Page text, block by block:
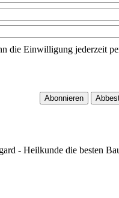
die Einwilligung jederzeit
- Heilkunde die besten